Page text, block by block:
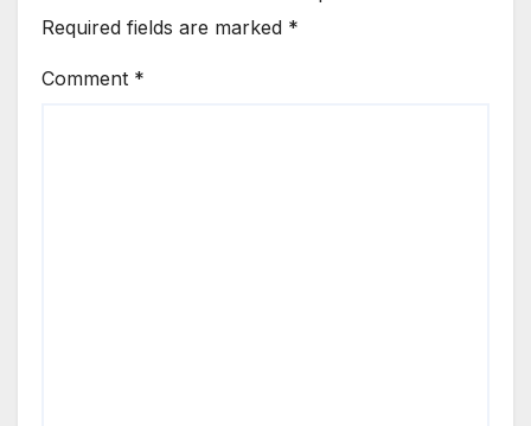
Required fields are marked *
Comment *